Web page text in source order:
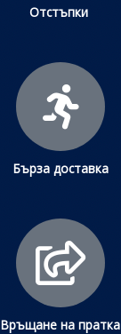
Отстъпки
Бърза доставка
Връщане на пратка